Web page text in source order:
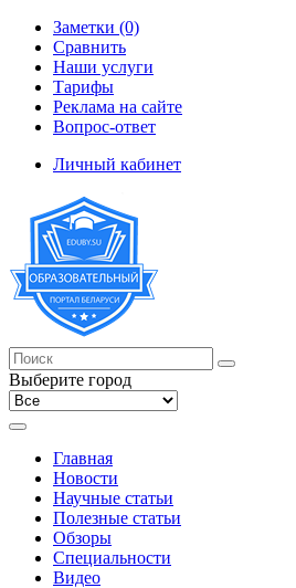
Заметки (0)
Сравнить
Наши услуги
Тарифы
Реклама на сайте
Вопрос-ответ
Личный кабинет
Выберите город
Главная
Новости
Научные статьи
Полезные статьи
Обзоры
Специальности
Видео